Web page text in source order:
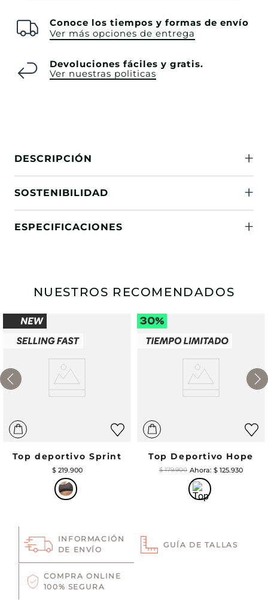
Conoce los tiempos y formas de envío
Ver más opciones de entrega
Devoluciones fáciles y gratis.
Ver nuestras politicas
DESCRIPCIÓN
SOSTENIBILIDAD
ESPECIFICACIONES
NUESTROS RECOMENDADOS
Top deportivo Sprint
$ 219.900
Top Deportivo Hope
$ 179.900 $ 125.930
INFORMACIÓN
DE ENVÍO
GUÍA DE TALLAS
COMPRA ONLINE
100% SEGURA